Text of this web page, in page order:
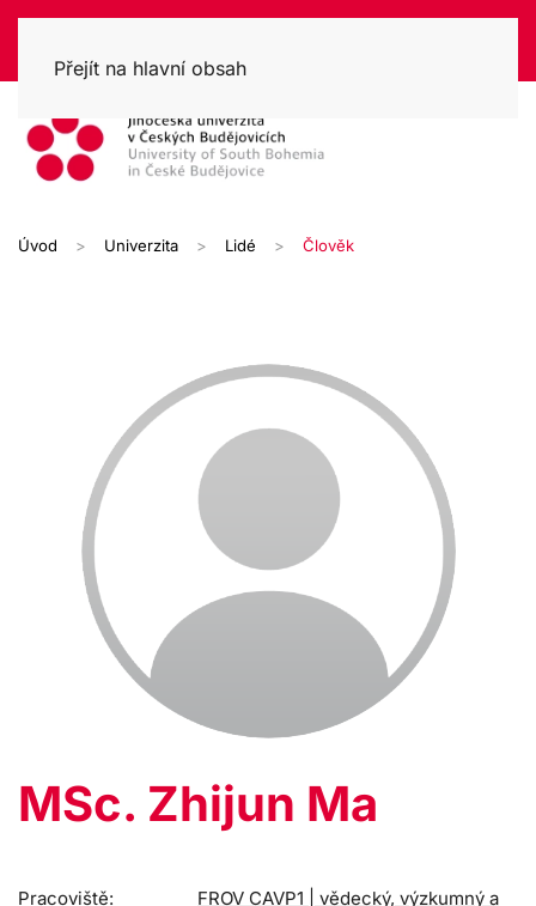
Přejít na hlavní obsah
Úvod Univerzita Lidé Člověk
MSc. Zhijun Ma
Pracoviště:
FROV CAVP1 | vědecký, výzkumný a